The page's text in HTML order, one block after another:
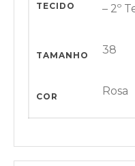
TECIDO
– 2º
TAMANHO 38
COR Rosa